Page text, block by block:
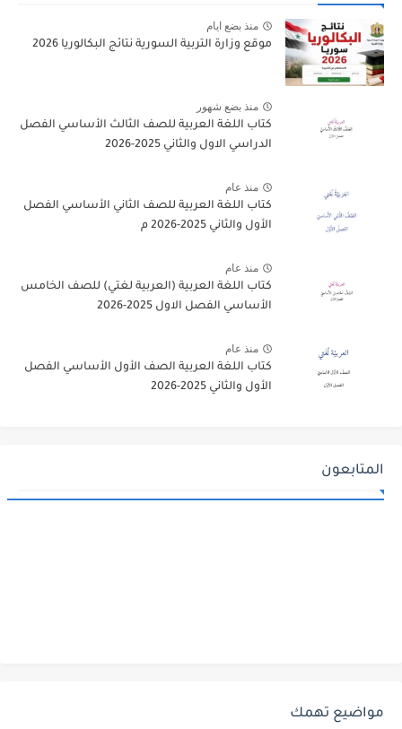
منذ بضع ايام
موقع وزارة التربية السورية نتائج البكالوريا 2026
منذ بضع شهور
كتاب اللغة العربية للصف الثالث الأساسي الفصل
الدراسي الاول والثاني 2025-2026
منذ عام
كتاب اللغة العربية للصف الثاني الأساسي الفصل
الأول والثاني 2025-2026 م
منذ عام
كتاب اللغة العربية (العربية لغتي) للصف الخامس
الأساسي الفصل الاول 2025-2026
منذ عام
كتاب اللغة العربية الصف الأول الأساسي الفصل
الأول والثاني 2025-2026
المتابعون
مواضيع تهمك